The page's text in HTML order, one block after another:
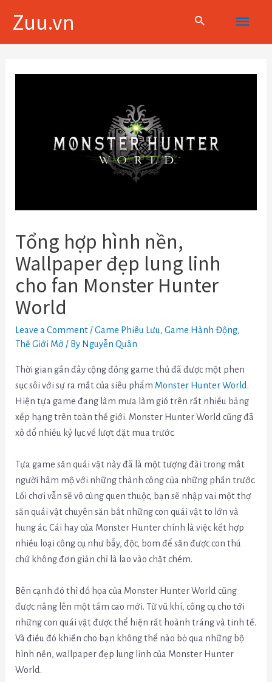
Zuu.vn
Main
Menu
Tổng hợp hình nền,
Wallpaper đẹp lung linh
cho fan Monster Hunter
World
Leave a Comment /Game Phiêu Lưu,Game Hành Động,
Thế Giới Mở/ By Nguyễn Quân
Thời gian gần đây cộng đồng game thủ đã được một phen
sục sôi với sự ra mắt của siêu phẩm Monster Hunter World.
Hiện tựa game đang làm mưa làm gió trên rất nhiều bảng
xếp hạng trên toàn thế giới. Monster Hunter World cũng đã
xô đổ nhiều kỷ lục về lượt đặt mua trước.
Tựa game săn quái vật này đã là một tượng đài trong mắt
người hâm mộ với những thành công của những phần trước.
Lối chơi vẫn sẽ vô cùng quen thuộc, bạn sẽ nhập vai một thợ
săn quái vật chuyên săn bắt những con quái vật to lớn và
hung ác. Cái hay của Monster Hunter chính là việc kết hợp
nhiều loại công cụ như bẫy, độc, bom để săn được con thú
chứ không đơn giản chỉ là lao vào chặt chém.
Bên cạnh đó thì đồ họa của Monster Hunter World cũng
được nâng lên một tầm cao mới. Từ vũ khí, công cụ cho tới
những con quái vật được thể hiện rất hoành tráng và tinh tế.
Và điều đó khiến cho bạn không thể nào bỏ qua những bộ
hình nền, wallpaper đẹp lung linh của Monster Hunter
World.